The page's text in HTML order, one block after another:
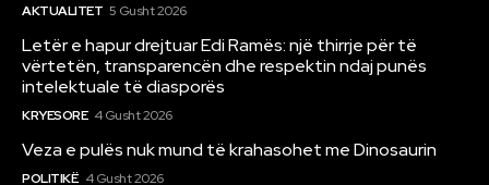
AKTUALITET 5 Gusht 2026
Letër e hapur drejtuar Edi Ramës: një thirrje për të
vërtetën, transparencën dhe respektin ndaj punës
intelektuale të diasporës
KRYESORE 4 Gusht 2026
Veza e pulës nuk mund të krahasohet me Dinosaurin
POLITIKË 4 Gusht 2026